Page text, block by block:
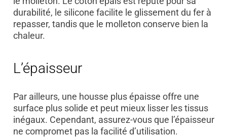
durabilité, le silicone facilite le glissement du fer à
repasser, tandis que le molleton conserve bien la
chaleur.
L’épaisseur
Par ailleurs, une housse plus épaisse offre une
surface plus solide et peut mieux lisser les tissus
inégaux. Cependant, assurez-vous que l’épaisseur
ne compromet pas la facilité d’utilisation.